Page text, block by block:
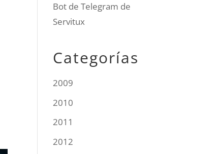
Bot de Telegram de
Servitux
Categorías
2009
2010
2011
2012